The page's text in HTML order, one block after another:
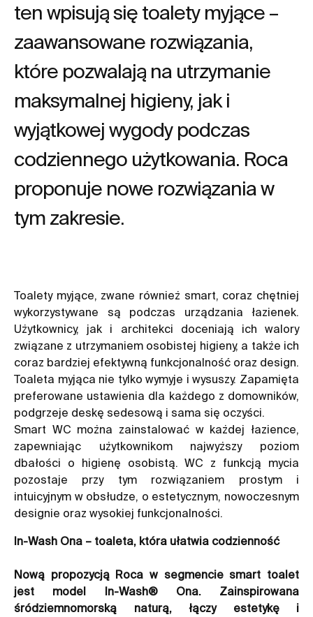
ten wpisują się toalety myjące –
zaawansowane rozwiązania,
które pozwalają na utrzymanie
maksymalnej higieny, jak i
wyjątkowej wygody podczas
codziennego użytkowania. Roca
proponuje nowe rozwiązania w
tym zakresie.
Toalety myjące, zwane również smart, coraz chętniej
wykorzystywane są podczas urządzania łazienek.
Użytkownicy, jak i architekci doceniają ich walory
związane z utrzymaniem osobistej higieny, a także ich
coraz bardziej efektywną funkcjonalność oraz design.
Toaleta myjąca nie tylko wymyje i wysuszy. Zapamięta
preferowane ustawienia dla każdego z domowników,
podgrzeje deskę sedesową i sama się oczyści.
Smart WC można zainstalować w każdej łazience,
zapewniając użytkownikom najwyższy poziom
dbałości o higienę osobistą. WC z funkcją mycia
pozostaje przy tym rozwiązaniem prostym i
intuicyjnym w obsłudze, o estetycznym, nowoczesnym
designie oraz wysokiej funkcjonalności.
In-Wash Ona – toaleta, która ułatwia codzienność
Nową propozycją Roca w segmencie smart toalet
jest model In-Wash® Ona. Zainspirowana
śródziemnomorską naturą, łączy estetykę i